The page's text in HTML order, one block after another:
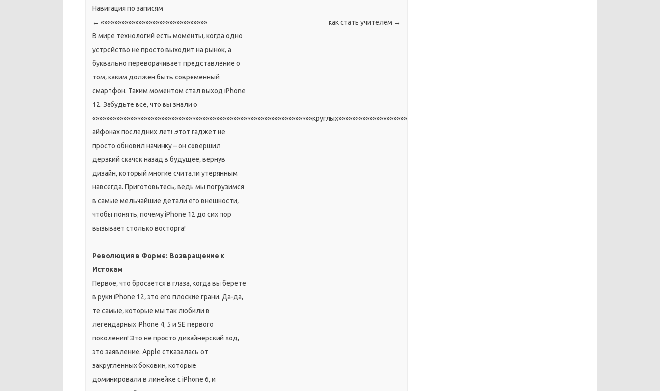
Навигация по записям
← «»»»»»»»»»»»»»»»»»»»»»»»»»»»»»»
В мире технологий есть моменты‚ когда одно
устройство не просто выходит на рынок‚ а
буквально переворачивает представление о
том‚ каким должен быть современный
смартфон. Таким моментом стал выход iPhone
12. Забудьте все‚ что вы знали о
«»»»»»»»»»»»»»»»»»»»»»»»»»»»»»»»»»»»»»»»»»»»»»»»»»»»»»»»»»»»»»»»круглых»»»»»»»»»»»»»»»»»»»»»»»»»»»»»»»»»»»»»»»»»»»»»»»»»»»»»»»»»»»»»»»»
айфонах последних лет! Этот гаджет не
просто обновил начинку – он совершил
дерзкий скачок назад в будущее‚ вернув
дизайн‚ который многие считали утерянным
навсегда. Приготовьтесь‚ ведь мы погрузимся
в самые мельчайшие детали его внешности‚
чтобы понять‚ почему iPhone 12 до сих пор
вызывает столько восторга!
Революция в Форме: Возвращение к
Истокам
Первое‚ что бросается в глаза‚ когда вы берете
в руки iPhone 12‚ это его плоские грани. Да-да‚
те самые‚ которые мы так любили в
легендарных iPhone 4‚ 5 и SE первого
поколения! Это не просто дизайнерский ход‚
это заявление. Apple отказалась от
закругленных боковин‚ которые
доминировали в линейке с iPhone 6‚ и
как стать учителем →